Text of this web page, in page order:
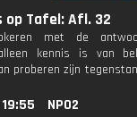
op Tafel: Afl. 32
met de
kennis is van
proberen zijn
NPO2